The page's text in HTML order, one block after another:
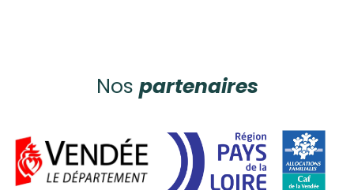
Nos partenaires